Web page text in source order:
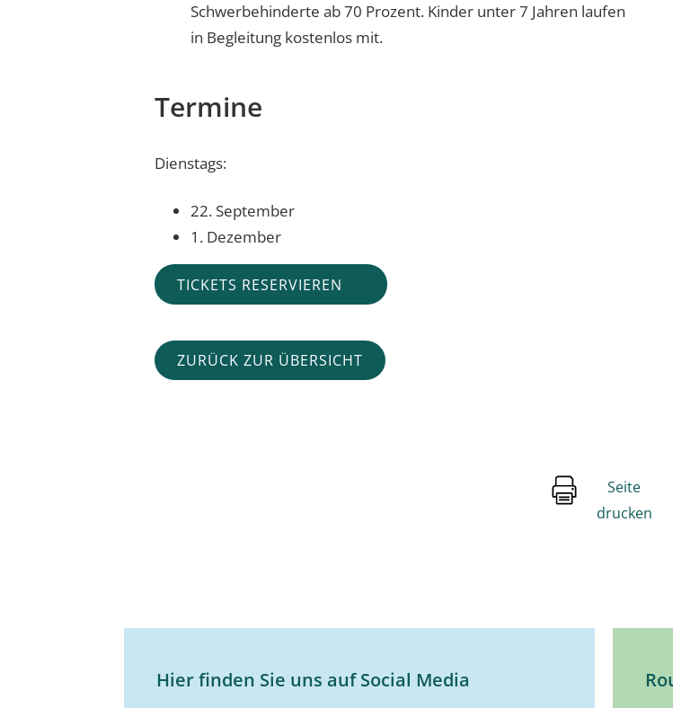
Schwerbehinderte ab 70 Prozent. Kinder unter 7 Jahren laufen
in Begleitung kostenlos mit.
Termine
Dienstags:
22. September
1. Dezember
TICKETS RESERVIEREN
ZURÜCK ZUR ÜBERSICHT
Seite
drucken
Hier finden Sie uns auf Social Media